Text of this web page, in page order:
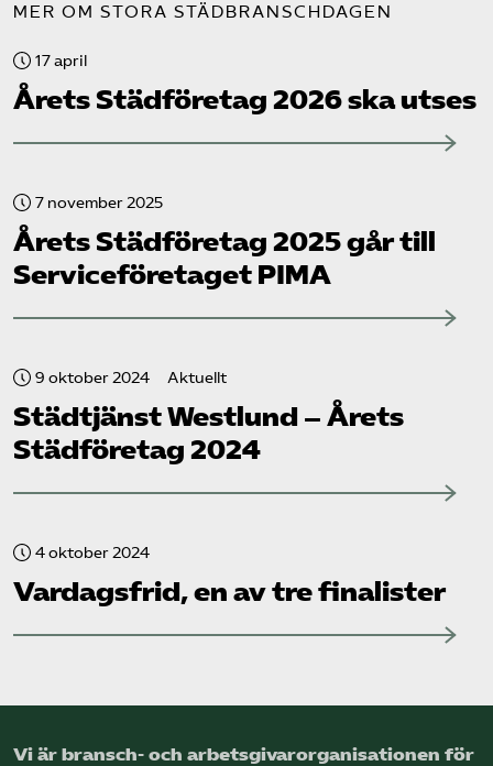
MER OM STORA STÄDBRANSCHDAGEN
17 april
Årets Städ­företag 2026 ska utses
7 november 2025
Årets Städ­företag 2025 går till
Service­företaget PIMA
9 oktober 2024 Aktuellt
Städtjänst Westlund – Årets
Städ­företag 2024
4 oktober 2024
Vardagsfrid, en av tre finalister
Vi är bransch- och arbetsgivar­organisationen för